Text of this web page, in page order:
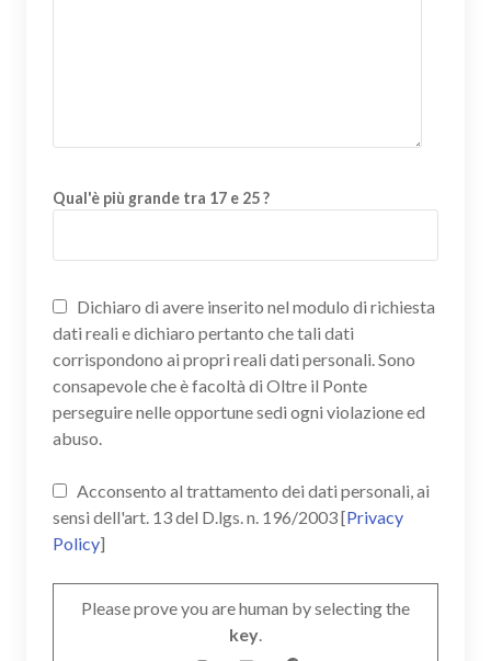
Qual'è più grande tra 17 e 25 ?
Dichiaro di avere inserito nel modulo di richiesta
dati reali e dichiaro pertanto che tali dati
corrispondono ai propri reali dati personali. Sono
consapevole che è facoltà di Oltre il Ponte
perseguire nelle opportune sedi ogni violazione ed
abuso.
Acconsento al trattamento dei dati personali, ai
sensi dell'art. 13 del D.lgs. n. 196/2003 [Privacy
Policy]
Please prove you are human by selecting the
key